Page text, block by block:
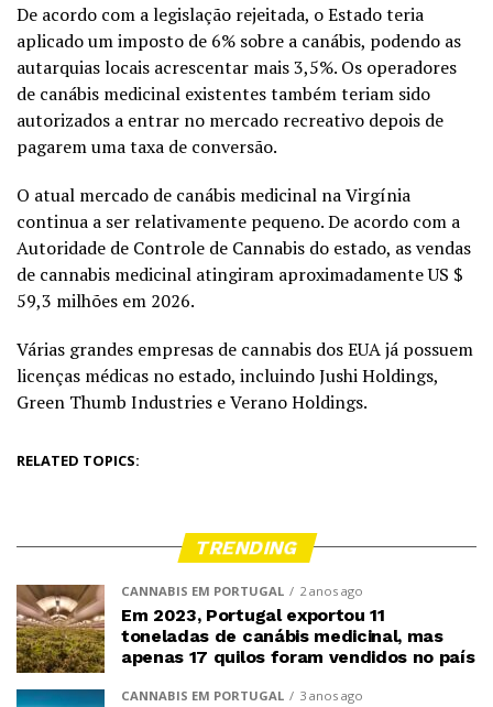
De acordo com a legislação rejeitada, o Estado teria
aplicado um imposto de 6% sobre a canábis, podendo as
autarquias locais acrescentar mais 3,5%. Os operadores
de canábis medicinal existentes também teriam sido
autorizados a entrar no mercado recreativo depois de
pagarem uma taxa de conversão.
O atual mercado de canábis medicinal na Virgínia
continua a ser relativamente pequeno. De acordo com a
Autoridade de Controle de Cannabis do estado, as vendas
de cannabis medicinal atingiram aproximadamente US $
59,3 milhões em 2026.
Várias grandes empresas de cannabis dos EUA já possuem
licenças médicas no estado, incluindo Jushi Holdings,
Green Thumb Industries e Verano Holdings.
RELATED TOPICS:
TRENDING
CANNABIS EM PORTUGAL 2 anos ago
Em 2023, Portugal exportou 11
toneladas de canábis medicinal, mas
apenas 17 quilos foram vendidos no país
CANNABIS EM PORTUGAL 3 anos ago